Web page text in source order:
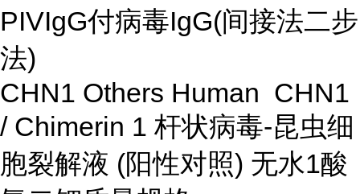
PIVIgG付病毒IgG(间接法二步
法)
CHN1 Others Human CHN1
/ Chimerin 1 杆状病毒-昆虫细
胞裂解液 (阳性对照) 无水1酸